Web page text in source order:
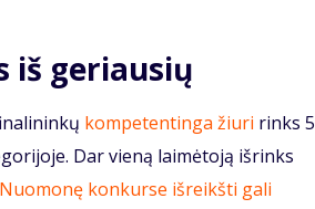
iš geriausių
kompetentinga žiuri rinks 5
Dar vieną laimėtoją išrinks
Nuomonę konkurse išreikšti gali